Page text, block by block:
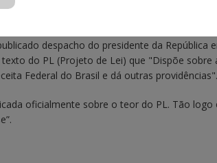
despacho do presidente da República
do PL (Projeto de Lei) que "Dispõe sobre
Federal do Brasil e dá outras providências".
oficialmente sobre o teor do PL. Tão